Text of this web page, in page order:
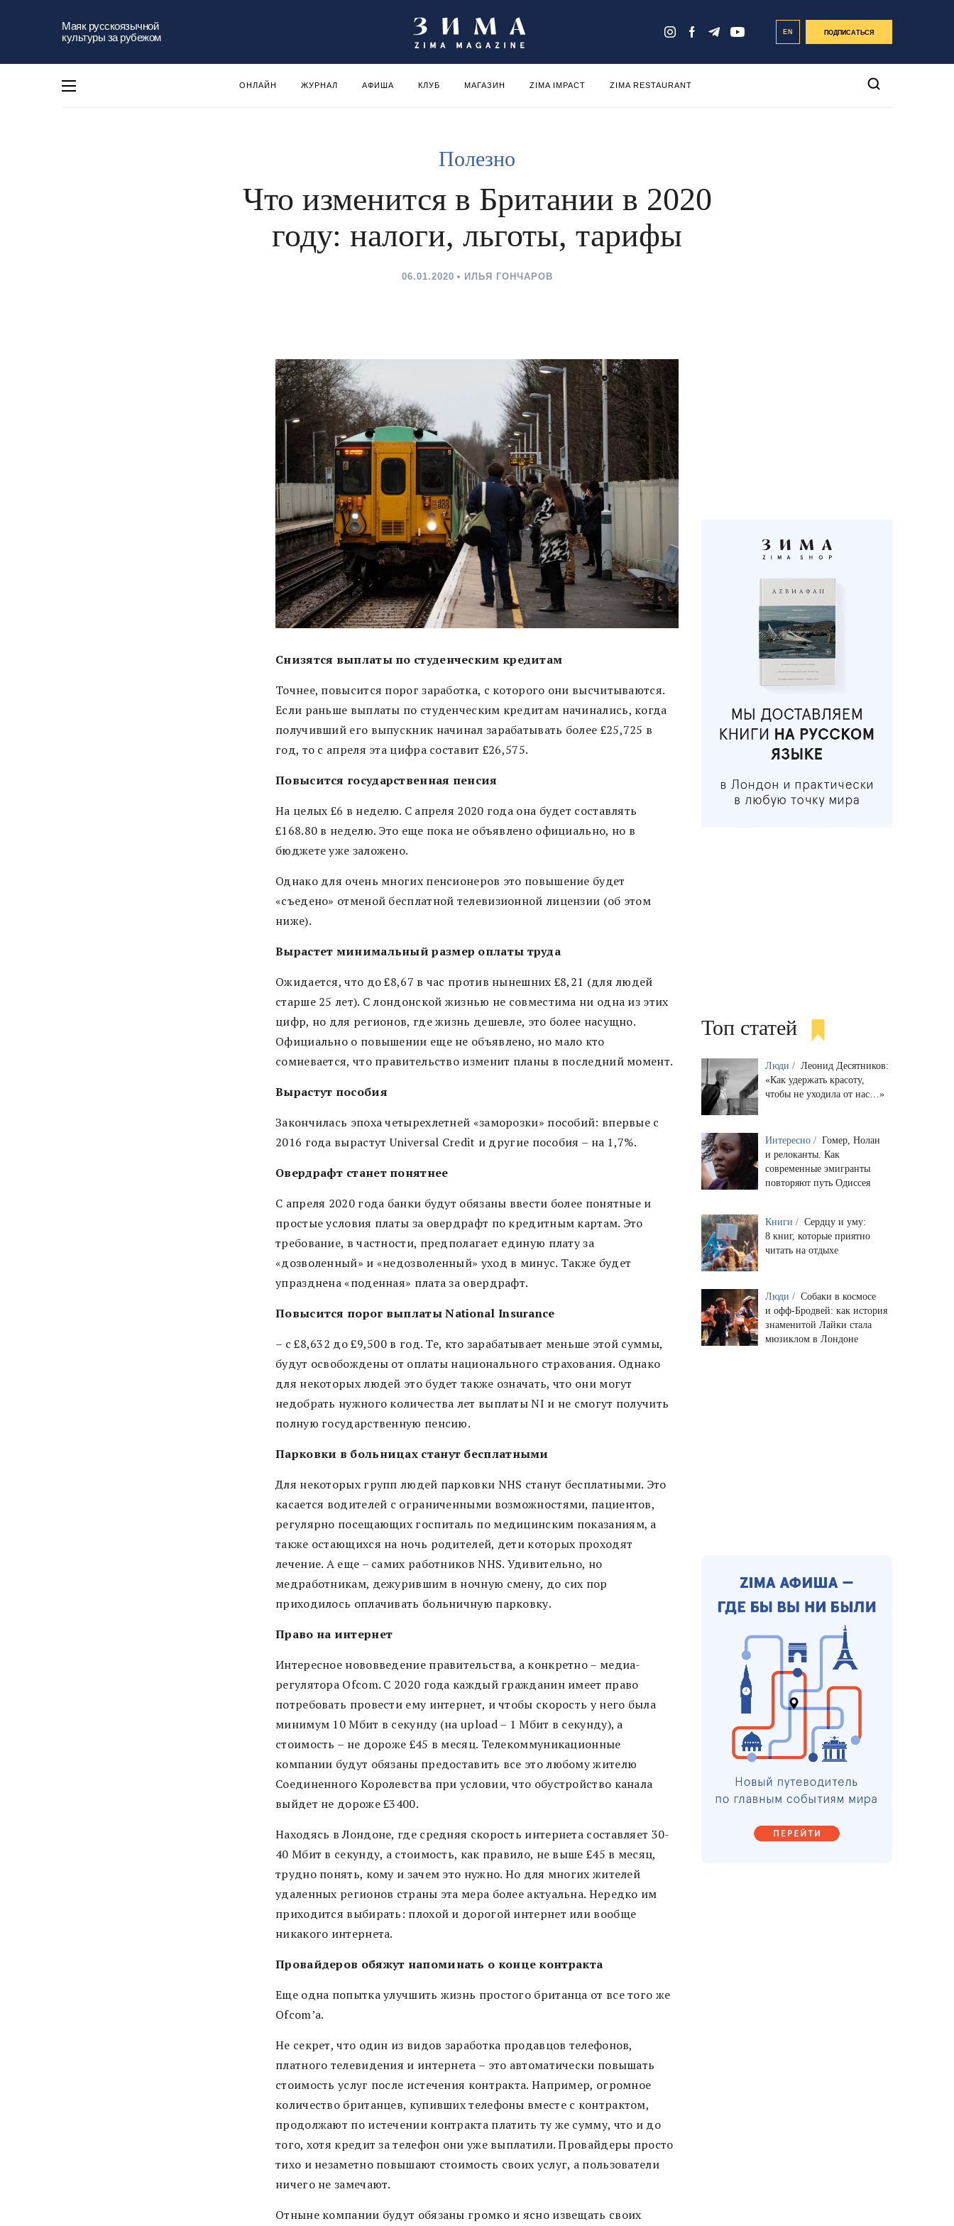
Маяк русскоязычной
культуры за рубежом
EN ПОДПИСАТЬСЯ
ОНЛАЙН ЖУРНАЛ АФИША КЛУБ МАГАЗИН ZIMA IMPACT ZIMA RESTAURANT
Полезно
Что изменится в Британии в 2020
году: налоги, льготы, тарифы
06.01.2020 ИЛЬЯ ГОНЧАРОВ
Снизятся выплаты по студенческим кредитам
Точнее, повысится порог заработка, с которого они высчитываются.
Если раньше выплаты по студенческим кредитам начинались, когда
получивший его выпускник начинал зарабатывать более £25,725 в
год, то с апреля эта цифра составит £26,575.
Повысится государственная пенсия
На целых £6 в неделю. С апреля 2020 года она будет составлять
£168.80 в неделю. Это еще пока не объявлено официально, но в
бюджете уже заложено.
Однако для очень многих пенсионеров это повышение будет
«съедено» отменой бесплатной телевизионной лицензии (об этом
ниже).
Вырастет минимальный размер оплаты труда
Ожидается, что до £8,67 в час против нынешних £8,21 (для людей
старше 25 лет). С лондонской жизнью не совместима ни одна из этих
цифр, но для регионов, где жизнь дешевле, это более насущно.
Официально о повышении еще не объявлено, но мало кто
сомневается, что правительство изменит планы в последний момент.
Вырастут пособия
Закончилась эпоха четырехлетней «заморозки» пособий: впервые с
2016 года вырастут Universal Credit и другие пособия – на 1,7%.
Овердрафт станет понятнее
С апреля 2020 года банки будут обязаны ввести более понятные и
простые условия платы за овердрафт по кредитным картам. Это
требование, в частности, предполагает единую плату за
«дозволенный» и «недозволенный» уход в минус. Также будет
упразднена «поденная» плата за овердрафт.
Повысится порог выплаты National Insurance
– с £8,632 до £9,500 в год. Те, кто зарабатывает меньше этой суммы,
будут освобождены от оплаты национального страхования. Однако
для некоторых людей это будет также означать, что они могут
недобрать нужного количества лет выплаты NI и не смогут получить
полную государственную пенсию.
Парковки в больницах станут бесплатными
Для некоторых групп людей парковки NHS станут бесплатными. Это
касается водителей с ограниченными возможностями, пациентов,
регулярно посещающих госпиталь по медицинским показаниям, а
также остающихся на ночь родителей, дети которых проходят
лечение. А еще – самих работников NHS. Удивительно, но
медработникам, дежурившим в ночную смену, до сих пор
приходилось оплачивать больничную парковку.
Право на интернет
Интересное нововведение правительства, а конкретно – медиа-
регулятора Ofcom. С 2020 года каждый гражданин имеет право
потребовать провести ему интернет, и чтобы скорость у него была
минимум 10 Мбит в секунду (на upload – 1 Мбит в секунду), а
стоимость – не дороже £45 в месяц. Телекоммуникационные
компании будут обязаны предоставить все это любому жителю
Соединенного Королевства при условии, что обустройство канала
выйдет не дороже £3400.
Находясь в Лондоне, где средняя скорость интернета составляет 30-
40 Мбит в секунду, а стоимость, как правило, не выше £45 в месяц,
трудно понять, кому и зачем это нужно. Но для многих жителей
удаленных регионов страны эта мера более актуальна. Нередко им
приходится выбирать: плохой и дорогой интернет или вообще
никакого интернета.
Провайдеров обяжут напоминать о конце контракта
Еще одна попытка улучшить жизнь простого британца от все того же
Ofcom’а.
Не секрет, что один из видов заработка продавцов телефонов,
платного телевидения и интернета – это автоматически повышать
стоимость услуг после истечения контракта. Например, огромное
количество британцев, купивших телефоны вместе с контрактом,
продолжают по истечении контракта платить ту же сумму, что и до
того, хотя кредит за телефон они уже выплатили. Провайдеры просто
тихо и незаметно повышают стоимость своих услуг, а пользователи
ничего не замечают.
Отныне компании будут обязаны громко и ясно извещать своих
Топ статей
Люди / Леонид Десятников:
«Как удержать красоту,
чтобы не уходила от нас…»
Интересно / Гомер, Нолан
и релоканты. Как
современные эмигранты
повторяют путь Одиссея
Книги / Сердцу и уму:
8 книг, которые приятно
читать на отдыхе
Люди / Собаки в космосе
и офф-Бродвей: как история
знаменитой Лайки стала
мюзиклом в Лондоне